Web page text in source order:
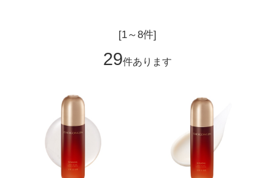
[1～8件]
29件あります